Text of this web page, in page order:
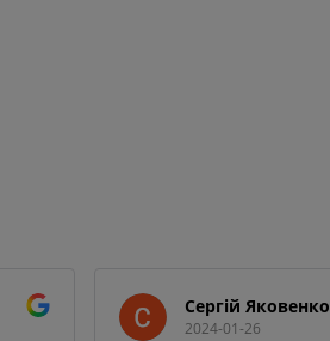
Сергій Яковенко
2024-01-26